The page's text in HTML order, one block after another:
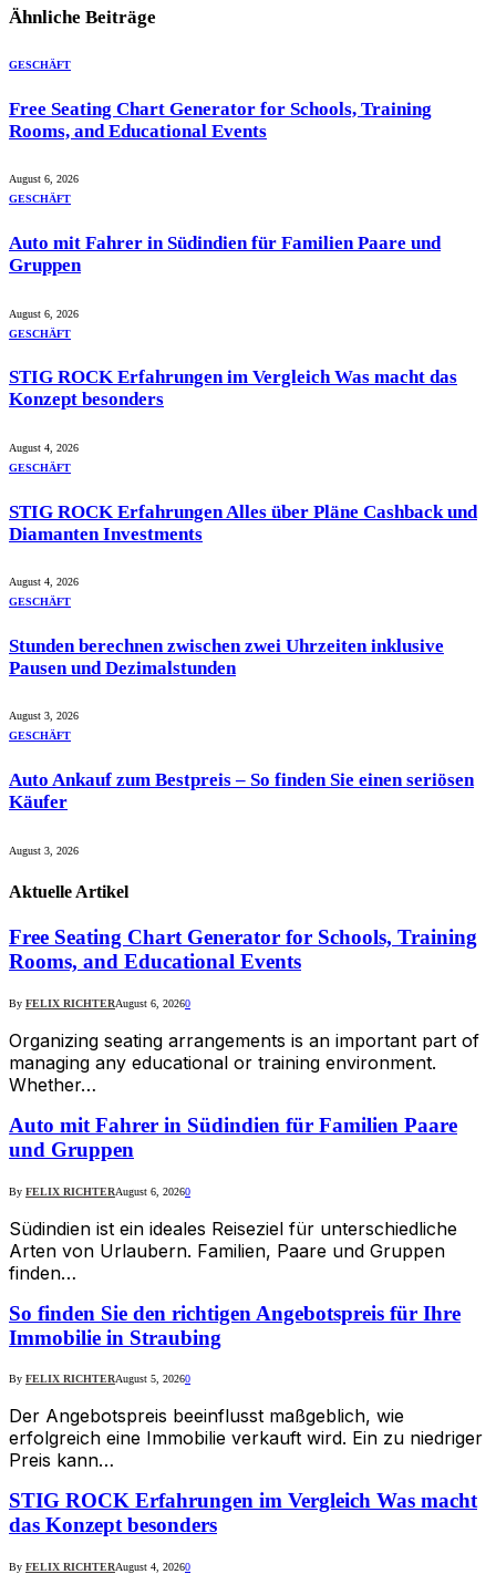
Ähnliche Beiträge
GESCHÄFT
Free Seating Chart Generator for Schools, Training
Rooms, and Educational Events
August 6, 2026
GESCHÄFT
Auto mit Fahrer in Südindien für Familien Paare und
Gruppen
August 6, 2026
GESCHÄFT
STIG ROCK Erfahrungen im Vergleich Was macht das
Konzept besonders
August 4, 2026
GESCHÄFT
STIG ROCK Erfahrungen Alles über Pläne Cashback und
Diamanten Investments
August 4, 2026
GESCHÄFT
Stunden berechnen zwischen zwei Uhrzeiten inklusive
Pausen und Dezimalstunden
August 3, 2026
GESCHÄFT
Auto Ankauf zum Bestpreis – So finden Sie einen seriösen
Käufer
August 3, 2026
Aktuelle Artikel
Free Seating Chart Generator for Schools, Training
Rooms, and Educational Events
By FELIX RICHTERAugust 6, 20260
Organizing seating arrangements is an important part of
managing any educational or training environment.
Whether…
Auto mit Fahrer in Südindien für Familien Paare
und Gruppen
By FELIX RICHTERAugust 6, 20260
Südindien ist ein ideales Reiseziel für unterschiedliche
Arten von Urlaubern. Familien, Paare und Gruppen
finden…
So finden Sie den richtigen Angebotspreis für Ihre
Immobilie in Straubing
By FELIX RICHTERAugust 5, 20260
Der Angebotspreis beeinflusst maßgeblich, wie
erfolgreich eine Immobilie verkauft wird. Ein zu niedriger
Preis kann…
STIG ROCK Erfahrungen im Vergleich Was macht
das Konzept besonders
By FELIX RICHTERAugust 4, 20260